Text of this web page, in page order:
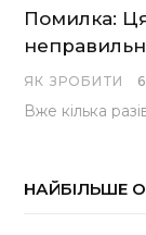
Помилка:
ЯК ЗРОБИТИ
НАЙБІЛЬШЕ